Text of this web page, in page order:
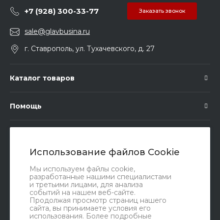
Использование файлов Cookie
Мы используем файлы cookie,
разработанные нашими специалистами
и третьими лицами, для анализа
событий на нашем веб-сайте.
Продолжая просмотр страниц нашего
сайта, вы принимаете условия его
использования. Более подробные
+7 (928) 300-33-77 Заказать звонок
sale@glavbusina.ru
г. Ставрополь, ул. Тухачевского, д. 27
Каталог товаров
Помощь